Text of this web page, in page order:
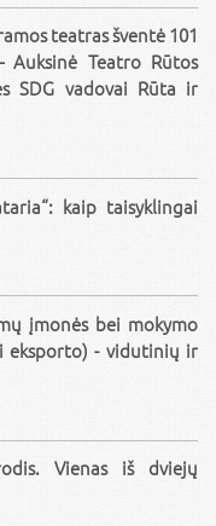
teatras šventė 101
Teatro Rūtos
SDG vadovai Rūta ir
kaip taisyklingai
įmonės bei mokymo
eksporto) - vidutinių ir
Vienas iš dviejų